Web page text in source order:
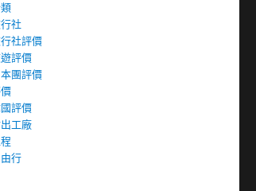
社
社評價
評價
團評價
評價
工廠
行